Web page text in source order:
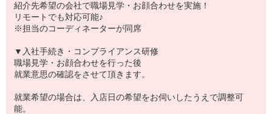
紹介先希望の会社で職場見学・お顔合わせを実施！
リモートでも対応可能♪
※担当のコーディネーターが同席
▼入社手続き・コンプライアンス研修
職場見学・お顔合わせを行った後
就業意思の確認をさせて頂きます。
就業希望の場合は、入店日の希望をお伺いしたうえで調整可
能。